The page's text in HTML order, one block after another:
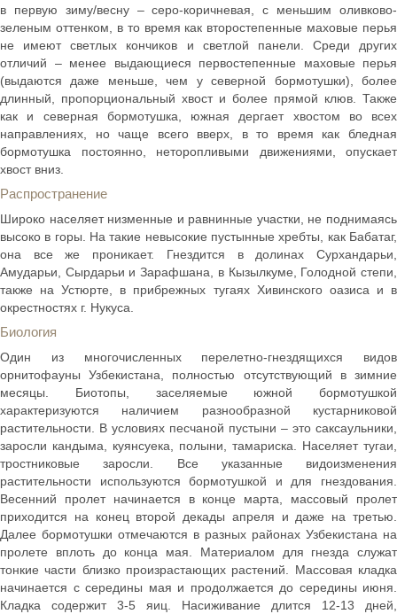
в первую зиму/весну – серо-коричневая, с меньшим оливково-
зеленым оттенком, в то время как второстепенные маховые перья
не имеют светлых кончиков и светлой панели. Среди других
отличий – менее выдающиеся первостепенные маховые перья
(выдаются даже меньше, чем у северной бормотушки), более
длинный, пропорциональный хвост и более прямой клюв. Также
как и северная бормотушка, южная дергает хвостом во всех
направлениях, но чаще всего вверх, в то время как бледная
бормотушка постоянно, неторопливыми движениями, опускает
хвост вниз.
Распространение
Широко населяет низменные и равнинные участки, не поднимаясь
высоко в горы. На такие невысокие пустынные хребты, как Бабатаг,
она все же проникает. Гнездится в долинах Сурхандарьи,
Амударьи, Сырдарьи и Зарафшана, в Кызылкуме, Голодной степи,
также на Устюрте, в прибрежных тугаях Хивинского оазиса и в
окрестностях г. Нукуса.
Биология
Один из многочисленных перелетно-гнездящихся видов
орнитофауны Узбекистана, полностью отсутствующий в зимние
месяцы. Биотопы, заселяемые южной бормотушкой
характеризуются наличием разнообразной кустарниковой
растительности. В условиях песчаной пустыни – это саксаульники,
заросли кандыма, куянсуека, полыни, тамариска. Населяет тугаи,
тростниковые заросли. Все указанные видоизменения
растительности используются бормотушкой и для гнездования.
Весенний пролет начинается в конце марта, массовый пролет
приходится на конец второй декады апреля и даже на третью.
Далее бормотушки отмечаются в разных районах Узбекистана на
пролете вплоть до конца мая. Материалом для гнезда служат
тонкие части близко произрастающих растений. Массовая кладка
начинается с середины мая и продолжается до середины июня.
Кладка содержит 3-5 яиц. Насиживание длится 12-13 дней,